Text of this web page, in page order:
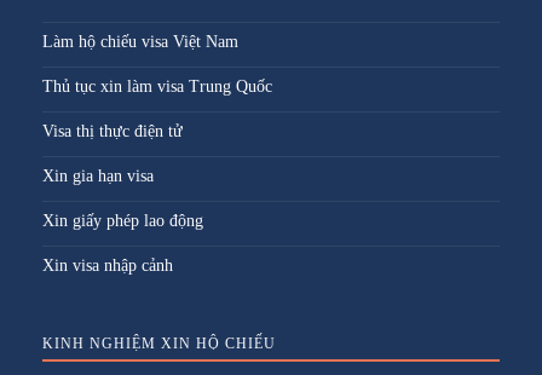
Làm hộ chiếu visa Việt Nam
Thủ tục xin làm visa Trung Quốc
Visa thị thực điện tử
Xin gia hạn visa
Xin giấy phép lao động
Xin visa nhập cảnh
KINH NGHIỆM XIN HỘ CHIẾU